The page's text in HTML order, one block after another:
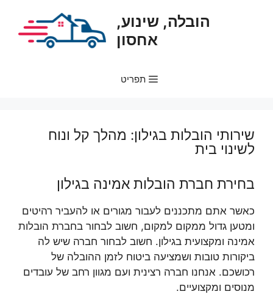
הובלה, שינוע,
אחסון
תפריט
שירותי הובלות בגילון: מהלך קל ונוח
לשינוי בית
בחירת חברת הובלות אמינה בגילון
כאשר אתם מתכננים לעבור מגורים או להעביר רהיטים
ומטען גדול ממקום למקום, חשוב לבחור בחברת הובלות
אמינה ומקצועית בגילון. חשוב לבחור חברה שיש לה
ביקורות טובות ושמציעה ביטוח לזמן ההובלה של
רכושכם. אנחנו חברה רצינית ועם מגוון רחב של עובדים
מנוסים ומקצועיים.